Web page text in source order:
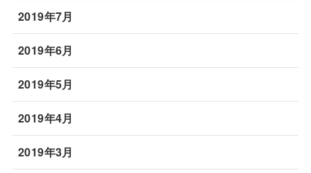
2019年7月
2019年6月
2019年5月
2019年4月
2019年3月